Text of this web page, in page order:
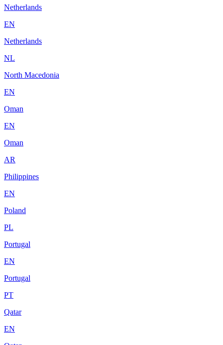
Netherlands
EN
Netherlands
NL
North Macedonia
EN
Oman
EN
Oman
AR
Philippines
EN
Poland
PL
Portugal
EN
Portugal
PT
Qatar
EN